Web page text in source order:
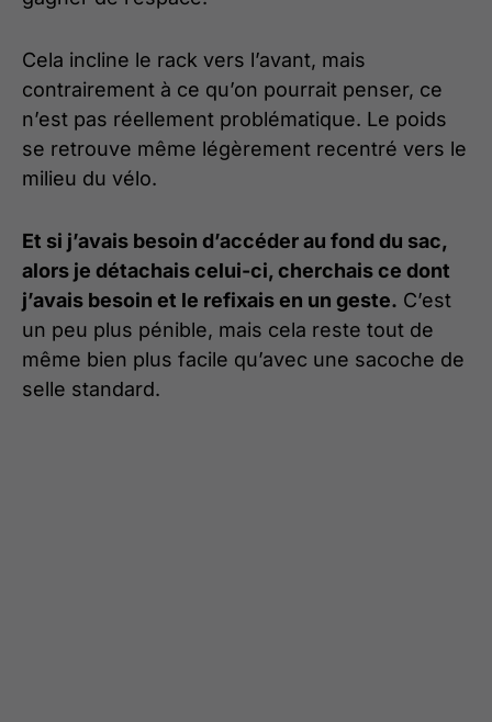
Cela incline le rack vers l’avant, mais
contrairement à ce qu’on pourrait penser, ce
n’est pas réellement problématique. Le poids
se retrouve même légèrement recentré vers le
milieu du vélo.
Et si j’avais besoin d’accéder au fond du sac,
alors je détachais celui-ci, cherchais ce dont
j’avais besoin et le refixais en un geste. C’est
un peu plus pénible, mais cela reste tout de
même bien plus facile qu’avec une sacoche de
selle standard.